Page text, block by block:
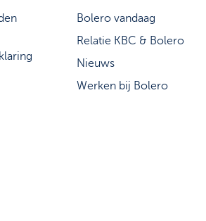
Bolero vandaag
Relatie KBC & Bolero
Nieuws
Werken bij Bolero